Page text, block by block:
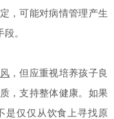
，可能对病情管理产生
。
，但应重视培养孩子良
，支持整体健康。如果
是仅仅从饮食上寻找原